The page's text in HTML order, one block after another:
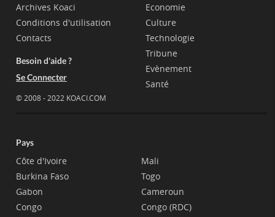
Archives Koaci
Conditions d'utilisation
Contacts
Besoin d'aide ?
Se Connecter
© 2008 - 2022 KOACI.COM
Economie
Culture
Technologie
Tribune
Evènement
Santé
Pays
Côte d'Ivoire
Burkina Faso
Gabon
Congo
Mali
Togo
Cameroun
Congo (RDC)